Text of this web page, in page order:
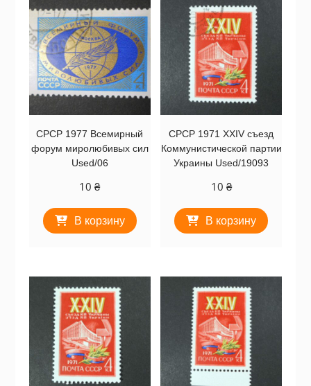
СРСР 1977 Всемирный
форум миролюбивых сил
Used/06
10₴
В корзину
СРСР 1971 XXIV съезд
Коммунистической партии
Украины Used/19093
10 ₴
В корзину